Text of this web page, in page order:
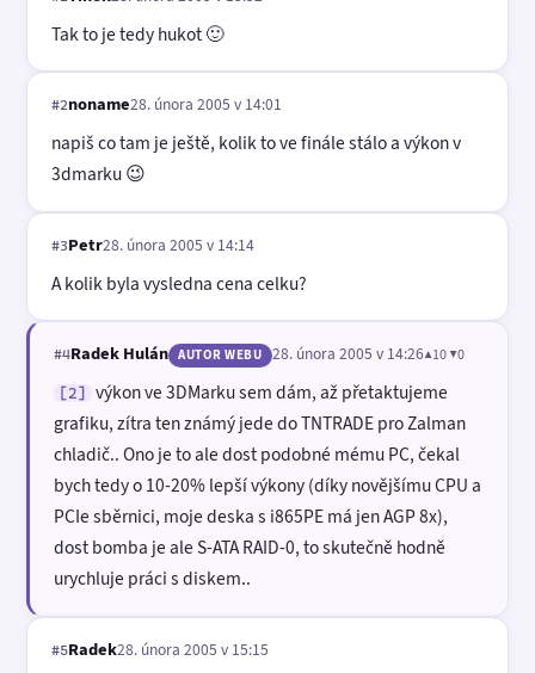
Tak to je tedy hukot 🙂
#2noname28. února 2005 v 14:01
napiš co tam je ještě, kolik to ve finále stálo a výkon v
3dmarku 😉
#3Petr28. února 2005 v 14:14
A kolik byla vysledna cena celku?
#4Radek Hulán AUTOR WEBU 28. února 2005 v 14:26▲10 ▼0
[2]
výkon ve 3DMarku sem dám, až přetaktujeme
grafiku, zítra ten známý jede do TNTRADE pro Zalman
chladič.. Ono je to ale dost podobné mému PC, čekal
bych tedy o 10-20% lepší výkony (díky novějšímu CPU a
PCIe sběrnici, moje deska s i865PE má jen AGP 8x),
dost bomba je ale S-ATA RAID-0, to skutečně hodně
urychluje práci s diskem..
#5Radek28. února 2005 v 15:15